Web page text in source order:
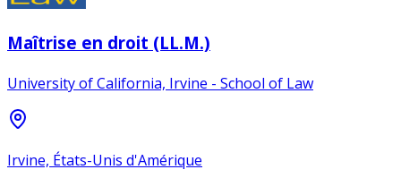
Maîtrise en droit (LL.M.)
University of California, Irvine - School of Law
Irvine, États-Unis d'Amérique